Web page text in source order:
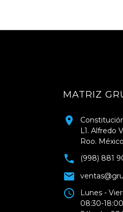
MATRIZ
L1. Alfredo
Roo.
(998) 881
Lunes -
08:30-18:00